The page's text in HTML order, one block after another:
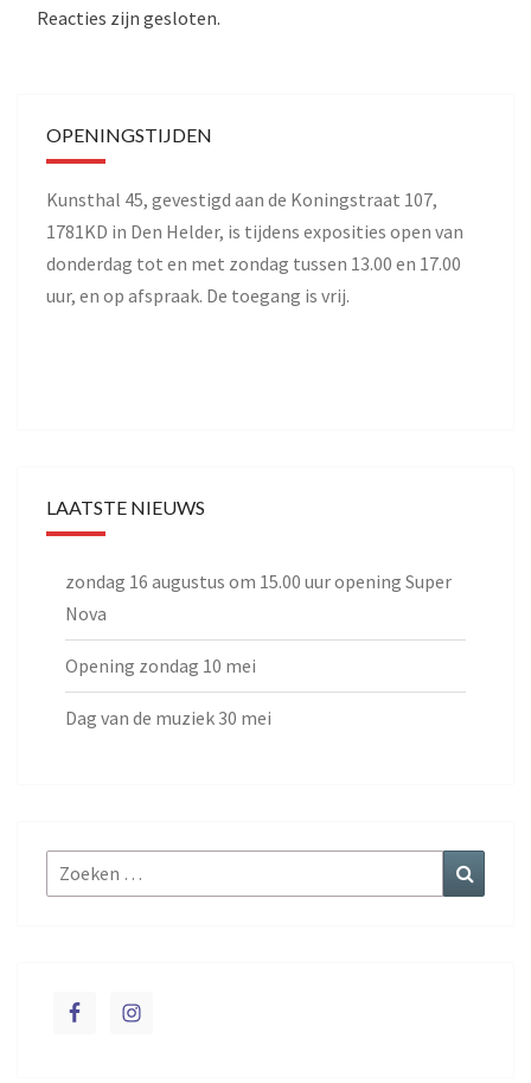
Reacties zijn gesloten.
OPENINGSTIJDEN
Kunsthal 45, gevestigd aan de Koningstraat 107,
1781KD in Den Helder, is tijdens exposities open van
donderdag tot en met zondag tussen 13.00 en 17.00
uur, en op afspraak. De toegang is vrij.
LAATSTE NIEUWS
zondag 16 augustus om 15.00 uur opening Super
Nova
Opening zondag 10 mei
Dag van de muziek 30 mei
Zoeken
naar: